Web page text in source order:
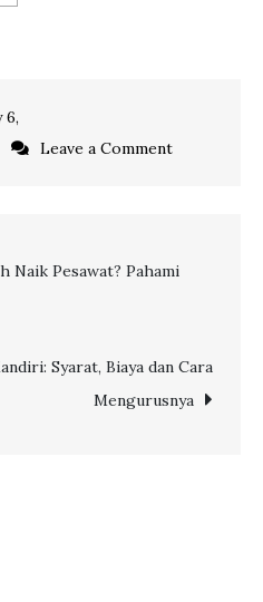
6,
Leave a Commenton
di
yang
Harus
Naik Pesawat? Pahami
Syarat, Biaya dan Cara
Mengurusnya